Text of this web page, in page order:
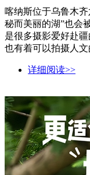
喀纳斯位于乌鲁木
秘而美丽的湖”也会
是很多摄影爱好赴
也有着可以拍摄人
详细阅读>>